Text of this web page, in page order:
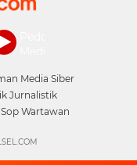
Media Siber
Jurnalistik
Sop Wartawan